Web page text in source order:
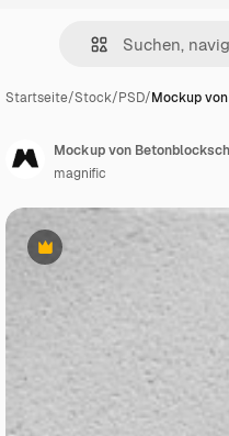
Startseite/Stock/PSD/Mockup
Premium
Mockup von
magnific